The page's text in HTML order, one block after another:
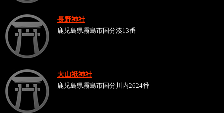
長野神社
鹿児島県霧島市国分湊13番
大山祇神社
鹿児島県霧島市国分川内2624番